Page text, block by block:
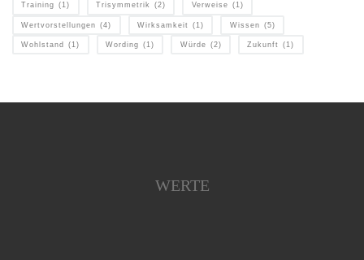
Training (1) Trisymmetrik (2) Verweise (1)
Wertvorstellungen (4) Wirksamkeit (1) Wissen (5)
Wohlstand (1) Wording (1) Würde (2) Zukunft (1)
WERTE